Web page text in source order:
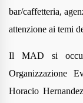
bar/caffetteria,
attenzione ai temi
Il MAD si
Organizzazione
Horacio